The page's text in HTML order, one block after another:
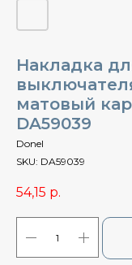
Накладка
матовый
DA59039
Donel
SKU: DA59039
54,15 р.